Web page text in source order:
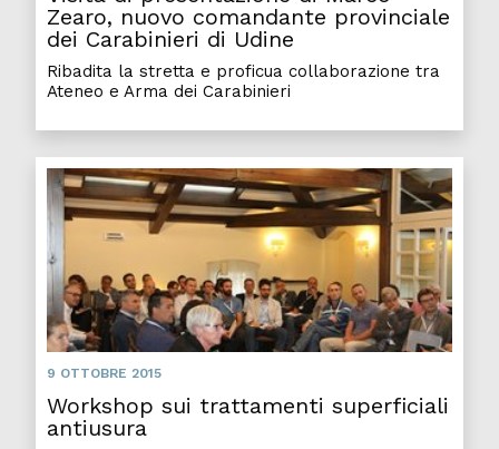
Zearo, nuovo comandante provinciale
dei Carabinieri di Udine
Ribadita la stretta e proficua collaborazione tra
Ateneo e Arma dei Carabinieri
9 OTTOBRE 2015
Workshop sui trattamenti superficiali
antiusura